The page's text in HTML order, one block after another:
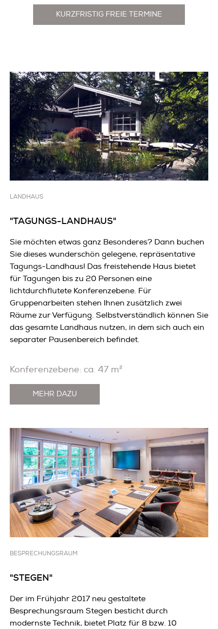
KURZFRISTIG FREIE TERMINE
LANDHAUS
"TAGUNGS-LANDHAUS"
Sie möchten etwas ganz Besonderes? Dann buchen
Sie dieses wunderschön gelegene, repräsentative
Tagungs-Landhaus! Das freistehende Haus bietet
für Tagungen bis zu 20 Personen eine
lichtdurchflutete Konferenzebene. Für
Gruppenarbeiten stehen Ihnen zusätzlich zwei
Räume zur Verfügung. Selbstverständlich können Sie
das gesamte Landhaus nutzen, in dem sich auch ein
separater Pausenbereich befindet.
Konferenzebene: ca. 47 m²
MEHR DAZU
BESPRECHUNGSRAUM
"STEGEN"
Der im Frühjahr 2017 neu gestaltete
Besprechungsraum Stegen besticht durch
modernste Technik, bietet Platz für 8 bzw. 10